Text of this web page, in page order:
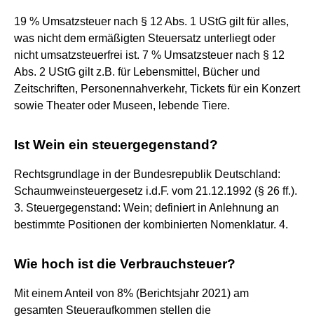
19 % Umsatzsteuer nach § 12 Abs. 1 UStG gilt für alles,
was nicht dem ermäßigten Steuersatz unterliegt oder
nicht umsatzsteuerfrei ist. 7 % Umsatzsteuer nach § 12
Abs. 2 UStG gilt z.B. für Lebensmittel, Bücher und
Zeitschriften, Personennahverkehr, Tickets für ein Konzert
sowie Theater oder Museen, lebende Tiere.
Ist Wein ein steuergegenstand?
Rechtsgrundlage in der Bundesrepublik Deutschland:
Schaumweinsteuergesetz i.d.F. vom 21.12.1992 (§ 26 ff.).
3. Steuergegenstand: Wein; definiert in Anlehnung an
bestimmte Positionen der kombinierten Nomenklatur. 4.
Wie hoch ist die Verbrauchsteuer?
Mit einem Anteil von 8% (Berichtsjahr 2021) am
gesamten Steueraufkommen stellen die